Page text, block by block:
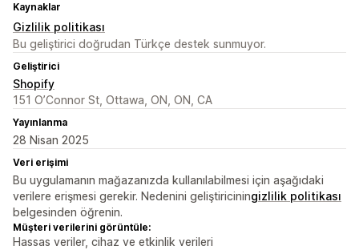
Kaynaklar
Gizlilik politikası
Bu geliştirici doğrudan Türkçe destek sunmuyor.
Geliştirici
Shopify
151 O’Connor St, Ottawa, ON, ON, CA
Yayınlanma
28 Nisan 2025
Veri erişimi
Bu uygulamanın mağazanızda kullanılabilmesi için aşağıdaki
verilere erişmesi gerekir. Nedenini geliştiriciningizlilik politikası
belgesinden öğrenin.
Müşteri verilerini görüntüle:
Hassas veriler, cihaz ve etkinlik verileri